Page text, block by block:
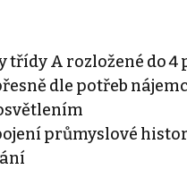
třídy A rozložené do 4
dle potřeb
průmyslové